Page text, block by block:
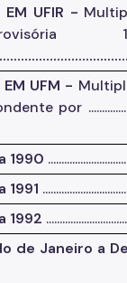
EM UFIR -
UFM -
por
1990
1991
1992
de Janeiro a